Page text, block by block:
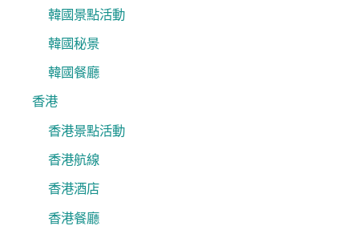
韓國景點活動
韓國秘景
韓國餐廳
香港
香港景點活動
香港航線
香港酒店
香港餐廳